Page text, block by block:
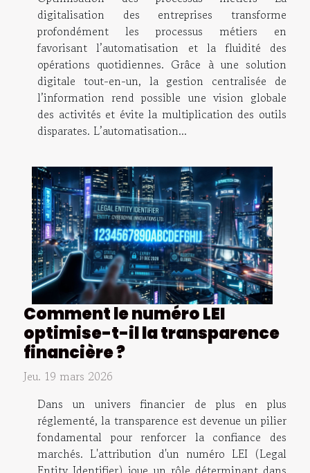
digitalisation des entreprises transforme
profondément les processus métiers en
favorisant l’automatisation et la fluidité des
opérations quotidiennes. Grâce à une solution
digitale tout-en-un, la gestion centralisée de
l’information rend possible une vision globale
des activités et évite la multiplication des outils
disparates. L’automatisation...
Comment le numéro LEI
optimise-t-il la transparence
financière ?
Jeu. 19 mars 2026
Dans un univers financier de plus en plus
réglementé, la transparence est devenue un pilier
fondamental pour renforcer la confiance des
marchés. L'attribution d'un numéro LEI (Legal